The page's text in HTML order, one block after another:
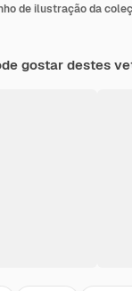
de ilustração da
gostar destes